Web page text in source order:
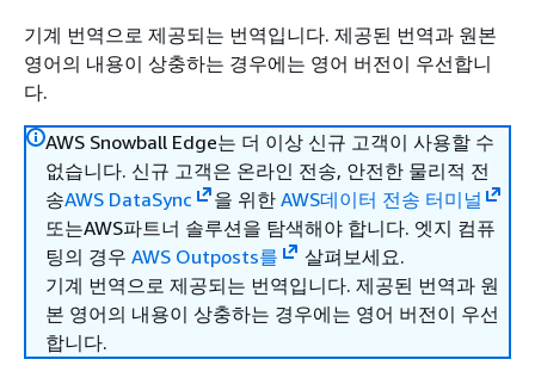
기계 번역으로 제공되는 번역입니다. 제공된 번역과 원본
영어의 내용이 상충하는 경우에는 영어 버전이 우선합니
다.
AWS Snowball Edge는 더 이상 신규 고객이 사용할 수
없습니다. 신규 고객은 온라인 전송, 안전한 물리적 전
송AWS DataSync 을 위한 AWS데이터 전송 터미널
또는AWS파트너 솔루션을 탐색해야 합니다. 엣지 컴퓨
팅의 경우 AWS Outposts를
살펴보세요.
기계 번역으로 제공되는 번역입니다. 제공된 번역과 원
본 영어의 내용이 상충하는 경우에는 영어 버전이 우선
합니다.